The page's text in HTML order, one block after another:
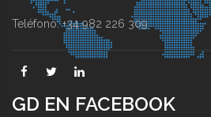
Teléfono: +34 982 226 309
GD EN FACEBOOK